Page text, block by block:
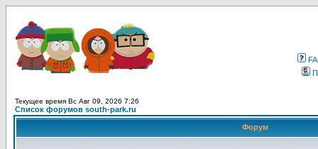
Текущее время Вс Авг 09, 2026 7:26
Список форумов south-park.ru
Форум